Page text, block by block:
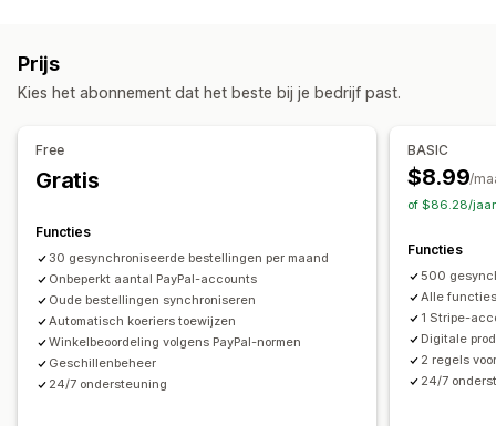
Meldingen
E-mail
Meldingen in realtime
Aangepaste meldingen
Verwerking van bestellingen
Prijs
Kies het abonnement dat het beste bij je bedrijf past.
Free
Gratis
Functies
30 gesynchroniseerde bestellingen per maand
Onbeperkt aantal PayPal-accounts
Oude bestellingen synchroniseren
Automatisch koeriers toewijzen
Winkelbeoordeling volgens PayPal-normen
Geschillenbeheer
24/7 ondersteuning
BASIC
$8.99/
of $86.28/
Functies
500
Alle
1 Stripe-
Digitale
2 regels
24/7